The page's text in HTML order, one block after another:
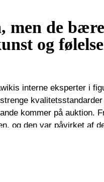
men de
og
interne eksperter i
på auktion. Francescas
og den var påvirket af
tid, hun tilbragte på